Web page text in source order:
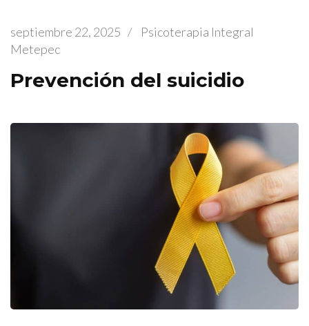
septiembre 22, 2025 /
Psicoterapia Integral
Metepec
Prevención del suicidio